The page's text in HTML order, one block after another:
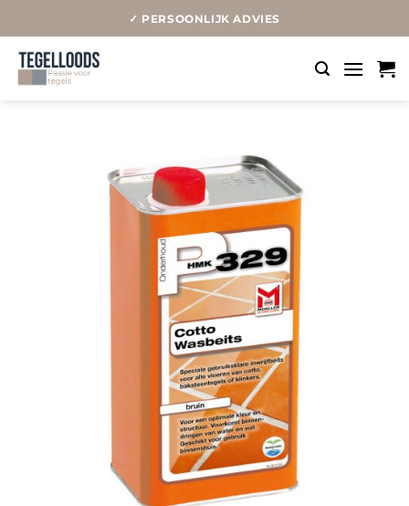
naar
inhoud
✓ PERSOONLIJK ADVIES